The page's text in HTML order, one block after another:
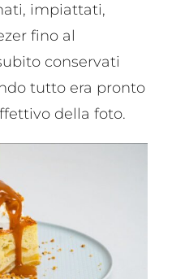
impiattati,
fino al
conservati
tutto era pronto
della foto.